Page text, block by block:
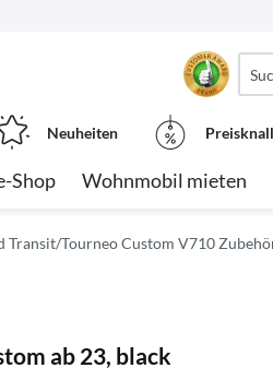
Neuheiten
Shop Wohnmobil mieten
Transit/Tourneo Custom V710
ab 23, black